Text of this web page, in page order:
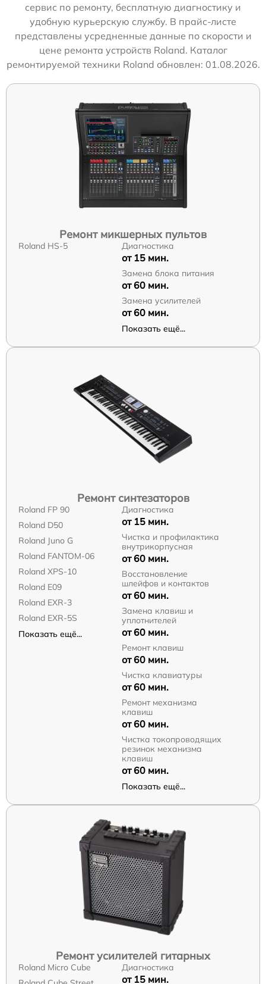
сервис по ремонту, бесплатную диагностику и
удобную курьерскую службу. В прайс-листе
представлены усредненные данные по скорости и
цене ремонта устройств Roland. Каталог
ремонтируемой техники Roland обновлен: 01.08.2026.
Ремонт микшерных пультов
Roland HS-5 Диагностика
от 15 мин.
Замена блока питания
от 60 мин.
Замена усилителей
от 60 мин.
Показать ещё...
Ремонт синтезаторов
Roland FP 90
Roland D50
Roland Juno G
Roland FANTOM-06
Roland XPS-10
Roland E09
Roland EXR-3
Roland EXR-5S
Показать ещё...
Диагностика
от 15 мин.
Чистка и профилактика
внутрикорпусная
от 60 мин.
Восстановление
шлейфов и контактов
от 60 мин.
Замена клавиш и
уплотнителей
от 60 мин.
Ремонт клавиш
от 60 мин.
Чистка клавиатуры
от 60 мин.
Ремонт механизма
клавиш
от 60 мин.
Чистка токопроводящих
резинок механизма
клавиш
от 60 мин.
Показать ещё...
Ремонт усилителей гитарных
Roland Micro Cube
Диагностика
от 15 мин.